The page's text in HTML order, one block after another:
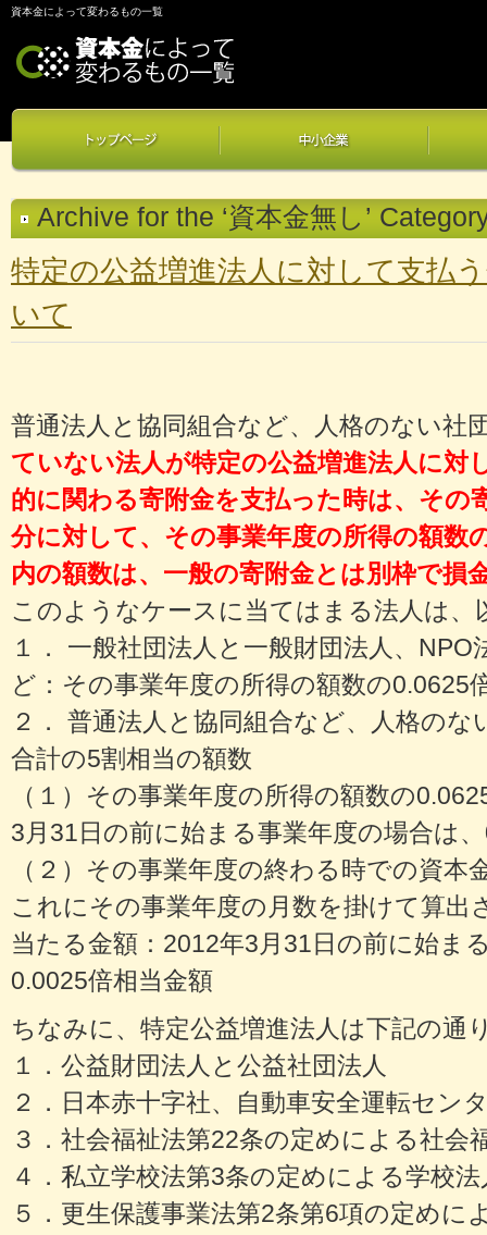
資本金によって変わるもの一覧
Archive for the ‘資本金無し’
特定の公益増進法人に対して支払
いて
普通法人と協同組合など、人格のない社
ていない法人が特定の公益増進法人に対
的に関わる寄附金を支払った時は、その
分に対して、その事業年度の所得の額数
内の額数は、一般の寄附金とは別枠で損
このようなケースに当てはまる法人は、
１． 一般社団法人と一般財団法人、
ど：その事業年度の所得の額数の0.0625
２． 普通法人と協同組合など、人格の
合計の5割相当の額数
（１）その事業年度の所得の額数の
3月31日の前に始まる事業年度の場合は
（２）その事業年度の終わる時での資
これにその事業年度の月数を掛けて算出
当たる金額：2012年3月31日の前に始ま
0.0025倍相当金額
ちなみに、特定公益増進法人は下記の通
１．公益財団法人と公益社団法人
２．日本赤十字社、自動車安全運転セン
３．社会福祉法第22条の定めによる社会
４．私立学校法第3条の定めによる学校
５．更生保護事業法第2条第6項の定めに